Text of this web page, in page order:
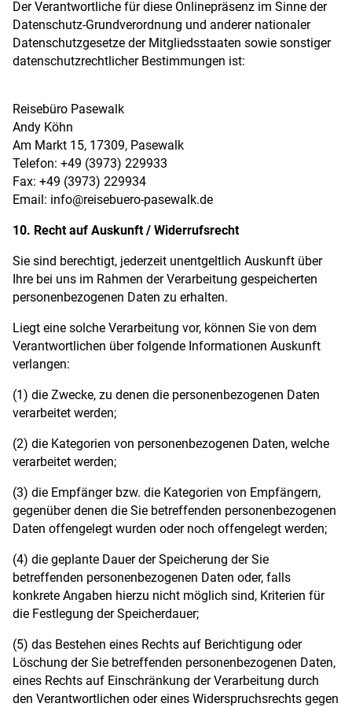
Der Verantwortliche für diese Onlinepräsenz im Sinne der
Datenschutz-Grundverordnung und anderer nationaler
Datenschutzgesetze der Mitgliedsstaaten sowie sonstiger
datenschutzrechtlicher Bestimmungen ist:
Reisebüro Pasewalk
Andy Köhn
Am Markt 15, 17309, Pasewalk
Telefon: +49 (3973) 229933
Fax: +49 (3973) 229934
Email: info@reisebuero-pasewalk.de
10. Recht auf Auskunft / Widerrufsrecht
Sie sind berechtigt, jederzeit unentgeltlich Auskunft über
Ihre bei uns im Rahmen der Verarbeitung gespeicherten
personenbezogenen Daten zu erhalten.
Liegt eine solche Verarbeitung vor, können Sie von dem
Verantwortlichen über folgende Informationen Auskunft
verlangen:
(1) die Zwecke, zu denen die personenbezogenen Daten
verarbeitet werden;
(2) die Kategorien von personenbezogenen Daten, welche
verarbeitet werden;
(3) die Empfänger bzw. die Kategorien von Empfängern,
gegenüber denen die Sie betreffenden personenbezogenen
Daten offengelegt wurden oder noch offengelegt werden;
(4) die geplante Dauer der Speicherung der Sie
betreffenden personenbezogenen Daten oder, falls
konkrete Angaben hierzu nicht möglich sind, Kriterien für
die Festlegung der Speicherdauer;
(5) das Bestehen eines Rechts auf Berichtigung oder
Löschung der Sie betreffenden personenbezogenen Daten,
eines Rechts auf Einschränkung der Verarbeitung durch
den Verantwortlichen oder eines Widerspruchsrechts gegen